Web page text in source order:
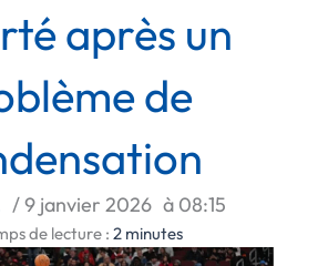
après un
de
/9 janvier 2026 à 08:15
de lecture : 2 minutes